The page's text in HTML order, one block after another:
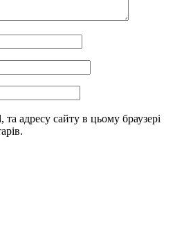
адресу сайту в цьому браузері